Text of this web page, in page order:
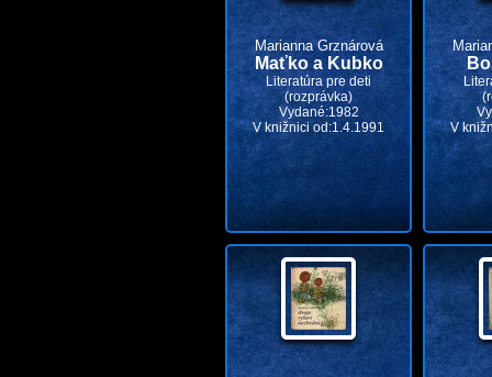
Marianna Grznárová
Maťko a Kubko
Literatúra pre deti
(rozprávka)
Vydané:1982
V knižnici od:1.4.1991
V